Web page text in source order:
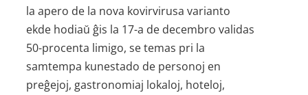
la apero de la nova kovirvirusa varianto
ekde hodiaŭ ĝis la 17-a de decembro validas
50-procenta limigo, se temas pri la
samtempa kunestado de personoj en
preĝejoj, gastronomiaj lokaloj, hoteloj,